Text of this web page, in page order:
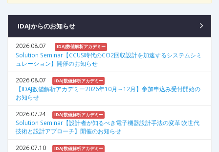
IDAJからのお知らせ
2026.08.07 IDAJ数値解析アカデミー
Solution Seminar【CCUS時代のCO2回収設計を加速するシステムシミ
ュレーション】開催のお知らせ
2026.08.07 IDAJ数値解析アカデミー
【IDAJ数値解析アカデミー2026年10月～12月】参加申込み受付開始の
お知らせ
2026.07.24 IDAJ数値解析アカデミー
Solution Seminar【設計者が知るべき電子機器設計手法の変革!次世代
技術と設計アプローチ】開催のお知らせ
2026.07.10 IDAJ数値解析アカデミー